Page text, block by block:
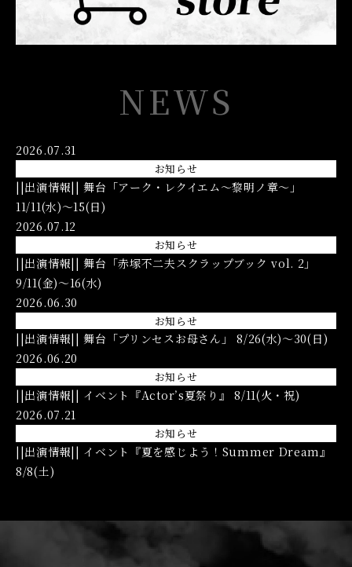
NEWS
2026.07.31
お知らせ
||出演情報|| 舞台「アーク・レクイエム〜黎明ノ章〜」
11/11(水)〜15(日)
2026.07.12
お知らせ
||出演情報|| 舞台「赤塚不二夫スクラップブック vol. 2」
9/11(金)〜16(水)
2026.06.30
お知らせ
||出演情報|| 舞台「プリンセスお母さん」 8/26(水)〜30(日)
2026.06.20
お知らせ
||出演情報|| イベント『Actor’s夏祭り』 8/11(火・祝)
2026.07.21
お知らせ
||出演情報|| イベント『夏を感じよう！Summer Dream』
8/8(土)